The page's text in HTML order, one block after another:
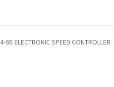
Yhteystiedot
ELECTRONIC SPEED CONTROLLER